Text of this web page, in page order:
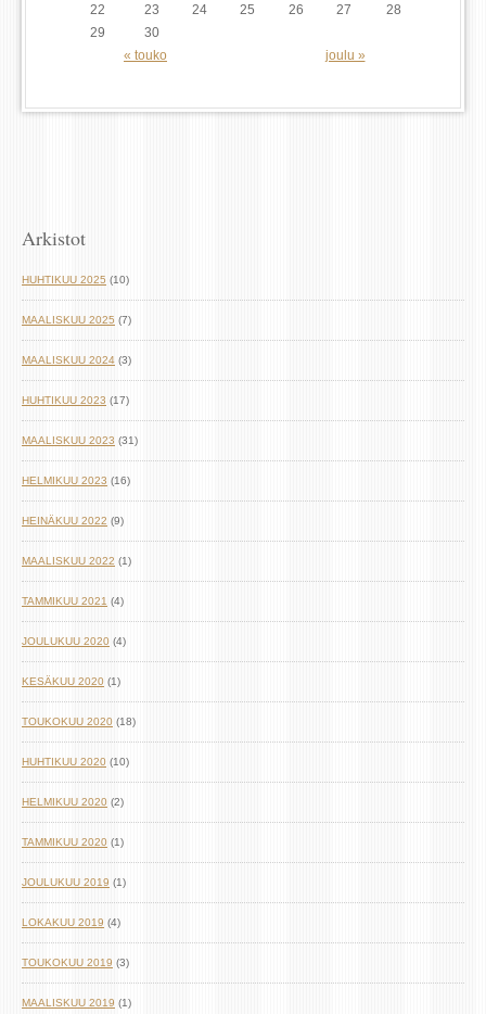
« touko joulu »
22 23 24 25 26 27
28
29
30
Arkistot
HUHTIKUU 2025 (10)
MAALISKUU 2025 (7)
MAALISKUU 2024 (3)
HUHTIKUU 2023 (17)
MAALISKUU 2023 (31)
HELMIKUU 2023 (16)
HEINÄKUU 2022 (9)
MAALISKUU 2022 (1)
TAMMIKUU 2021 (4)
JOULUKUU 2020 (4)
KESÄKUU 2020 (1)
TOUKOKUU 2020 (18)
HUHTIKUU 2020 (10)
HELMIKUU 2020 (2)
TAMMIKUU 2020 (1)
JOULUKUU 2019 (1)
LOKAKUU 2019 (4)
TOUKOKUU 2019 (3)
MAALISKUU 2019 (1)